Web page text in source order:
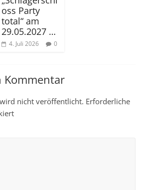
oss Party
total“ am
29.05.2027 …
4. Juli 2026 0
Kommentar
nicht veröffentlicht. Erforderliche